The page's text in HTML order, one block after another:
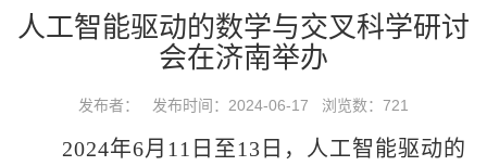
人工智能驱动的数学与交叉科学研讨
会在济南举办
发布者： 发布时间：2024-06-17 浏览数： 721
2024年6月11日至13日，人工智能驱动的